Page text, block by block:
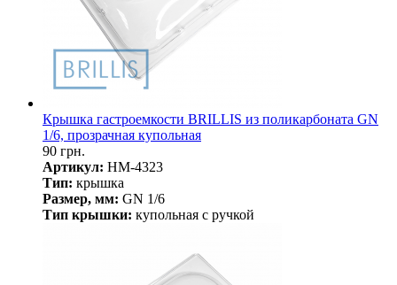
Крышка гастроемкости BRILLIS из поликарбоната GN
1/6, прозрачная купольная
90 грн.
Артикул: HM-4323
Тип: крышка
Размер, мм: GN 1/6
Тип крышки: купольная с ручкой